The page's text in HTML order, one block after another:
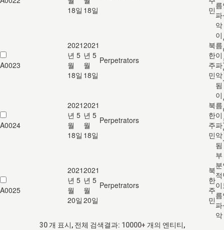
18일 18일
민름
파
악
A0023
2021
년 5
월
18일
2021
년 5
월
18일
Perpetrators
북
한
주
민
이
름
이
파
악
됨
A0024
2021
년 5
월
18일
2021
년 5
월
18일
Perpetrators
북
한
주
민
이
름
이
파
악
됨
A0025
2021
년 5
월
20일
2021
년 5
월
20일
Perpetrators
북
한
주
민
부
분
적
이
름
파
악
30 개 표시, 전체 검색결과: 10000+ 개의 엔티티,